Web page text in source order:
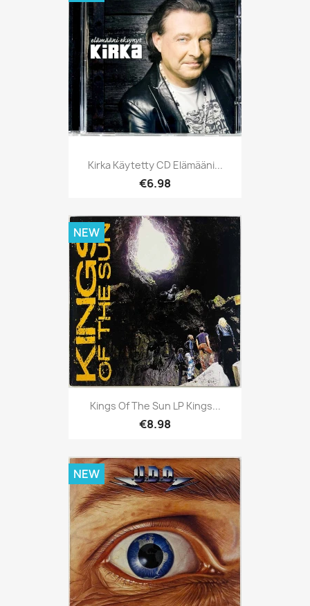
Kirka Käytetty CD Elämääni...
€6.98
Kings Of The Sun LP Kings...
€8.98
NEW
NEW